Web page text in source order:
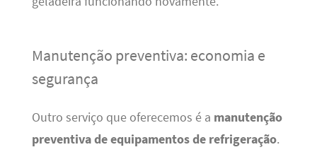
Manutenção preventiva: economia e
segurança
Outro serviço que oferecemos é a manutenção
preventiva de equipamentos de refrigeração.